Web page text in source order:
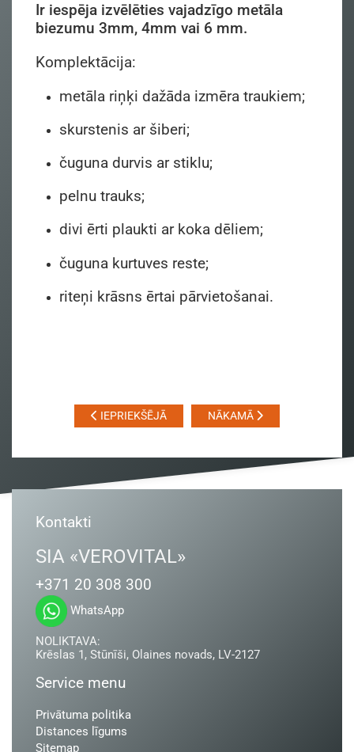
Ir iespēja izvēlēties vajadzīgo metāla
biezumu 3mm, 4mm vai 6 mm.
Komplektācija:
metāla riņķi dažāda izmēra traukiem;
skurstenis ar šiberi;
čuguna durvis ar stiklu;
pelnu trauks;
divi ērti plaukti ar koka dēliem;
čuguna kurtuves reste;
riteņi krāsns ērtai pārvietošanai.
IEPRIEKŠĒJĀ NĀKAMĀ
Kontakti
SIA «VEROVITAL»
+371 20 308 300
WhatsApp
NOLIKTAVA:
Krēslas 1, Stūnīši, Olaines novads, LV-2127
Service menu
Privātuma politika
Distances līgums
Sitemap